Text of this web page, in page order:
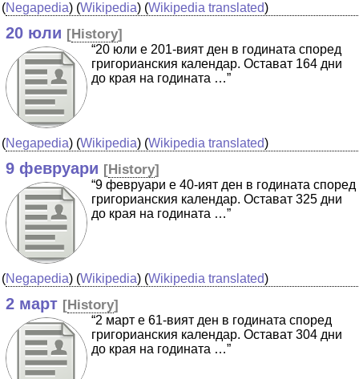
(Negapedia) (Wikipedia) (Wikipedia translated)
20 юли [History]
“20 юли е 201-вият ден в годината според
григорианския календар. Остават 164 дни
до края на годината …”
(Negapedia) (Wikipedia) (Wikipedia translated)
9 февруари [History]
“9 февруари е 40-ият ден в годината според
григорианския календар. Остават 325 дни
до края на годината …”
(Negapedia) (Wikipedia) (Wikipedia translated)
2 март [History]
“2 март е 61-вият ден в годината според
григорианския календар. Остават 304 дни
до края на годината …”